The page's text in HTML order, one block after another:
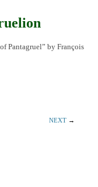
Pantagruel” by François
NEXT →